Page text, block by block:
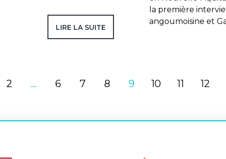
LIRE LA SUITE
la première
angoumoisine et
2 … 6 7 8 9 10 11 12